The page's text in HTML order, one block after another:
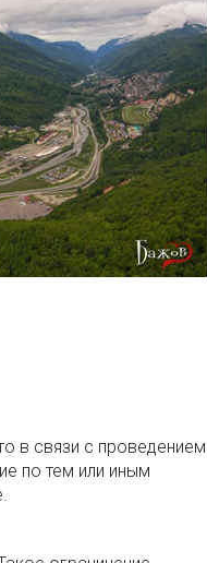
в связи с проведением
по тем или иным